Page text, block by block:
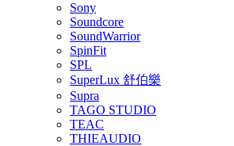
Sony
Soundcore
SoundWarrior
SpinFit
SPL
SuperLux 舒伯樂
Supra
TAGO STUDIO
TEAC
THIEAUDIO